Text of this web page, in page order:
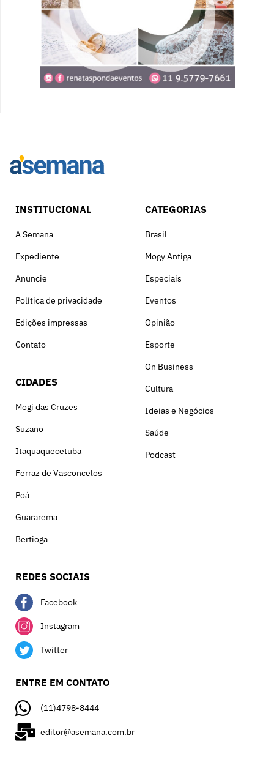
INSTITUCIONAL
A Semana
Expediente
Anuncie
Política de privacidade
Edições impressas
Contato
CIDADES
Mogi das Cruzes
Suzano
Itaquaquecetuba
Ferraz de Vasconcelos
Poá
Guararema
Bertioga
CATEGORIAS
Brasil
Mogy Antiga
Especiais
Eventos
Opinião
Esporte
On Business
Cultura
Ideias e Negócios
Saúde
Podcast
REDES SOCIAIS
Facebook
Instagram
Twitter
ENTRE EM CONTATO
(11)4798-8444
editor@asemana.com.br